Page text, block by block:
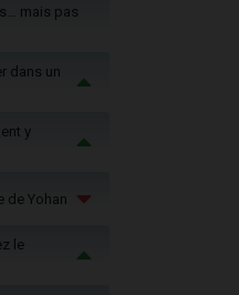
mais pas
dans un
y
de Yohan
le